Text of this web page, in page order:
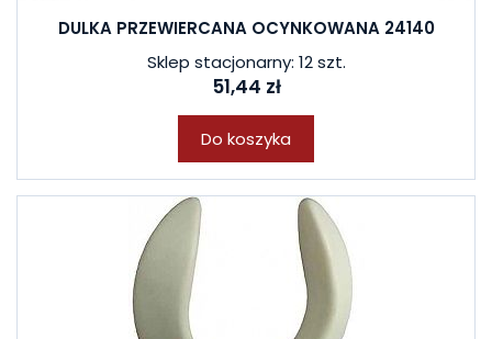
DULKA PRZEWIERCANA OCYNKOWANA 24140
Sklep stacjonarny: 12 szt.
51,44 zł
Do koszyka